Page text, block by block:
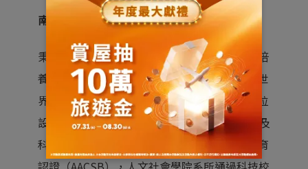
南台科技大學
秉持「發展科技與人文並重的多元學習學程，培
養學養兼具的優質人才」及「立足臺灣、放眼世
界國際化佈局」的理念進行辦學，工學院及數位
設計學院系所通過中華工程教育學會IEET工程及
科技教育認證，商管學院系所通過國際商管教育